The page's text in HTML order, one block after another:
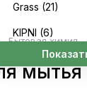
Grass (21)
KIPNI (6)
Бытовая химия
мытья